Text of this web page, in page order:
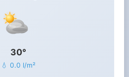
30°
💧 0.0 l/m²